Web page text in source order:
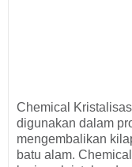
Chemical
digunakan dalam
mengembalikan
batu alam.